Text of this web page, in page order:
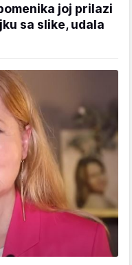
joj prilazi
sa slike, udala